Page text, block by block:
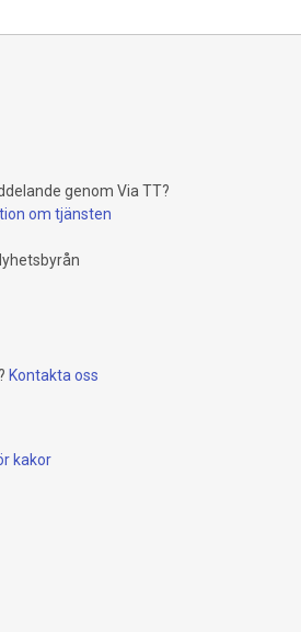
genom Via TT?
om tjänsten
Kontakta oss
kakor